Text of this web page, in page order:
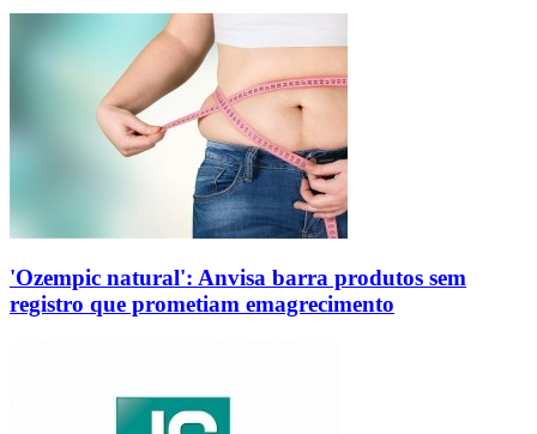
'Ozempic natural': Anvisa barra produtos sem
registro que prometiam emagrecimento